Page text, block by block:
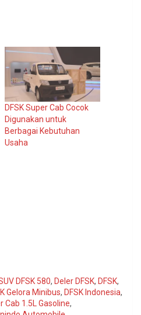
DFSK Super Cab Cocok
Digunakan untuk
Berbagai Kebutuhan
Usaha
DFSK 580, Deler DFSK, DFSK,
Gelora Minibus, DFSK Indonesia,
Cab 1.5L Gasoline,